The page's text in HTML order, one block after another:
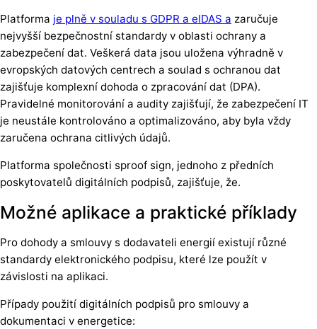
Platforma je plně v souladu s GDPR a eIDAS a zaručuje
nejvyšší bezpečnostní standardy v oblasti ochrany a
zabezpečení dat. Veškerá data jsou uložena výhradně v
evropských datových centrech a soulad s ochranou dat
zajišťuje komplexní dohoda o zpracování dat (DPA).
Pravidelné monitorování a audity zajišťují, že zabezpečení IT
je neustále kontrolováno a optimalizováno, aby byla vždy
zaručena ochrana citlivých údajů.
Platforma společnosti sproof sign, jednoho z předních
poskytovatelů digitálních podpisů, zajišťuje, že.
Možné aplikace a praktické příklady
Pro dohody a smlouvy s dodavateli energií existují různé
standardy elektronického podpisu, které lze použít v
závislosti na aplikaci.
Případy použití digitálních podpisů pro smlouvy a
dokumentaci v energetice: